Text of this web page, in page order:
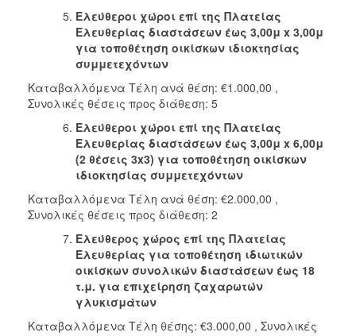
Ελεύθεροι χώροι επί της Πλατείας
Ελευθερίας διαστάσεων έως 3,00μ x 3,00μ
για τοποθέτηση οικίσκων ιδιοκτησίας
συμμετεχόντων
Καταβαλλόμενα Τέλη ανά θέση: €1.000,00 ,
Συνολικές θέσεις προς διάθεση: 5
Ελεύθεροι χώροι επί της Πλατείας
Ελευθερίας διαστάσεων έως 3,00μ x 6,00μ
(2 θέσεις 3x3) για τοποθέτηση οικίσκων
ιδιοκτησίας συμμετεχόντων
Καταβαλλόμενα Τέλη ανά θέση: €2.000,00 ,
Συνολικές θέσεις προς διάθεση: 2
Eλεύθερος χώρος επί της Πλατείας
Ελευθερίας για τοποθέτηση ιδιωτικών
οικίσκων συνολικών διαστάσεων έως 18
τ.μ. για επιχείρηση ζαχαρωτών
γλυκισμάτων
Καταβαλλόμενα Τέλη θέσης: €3.000,00 , Συνολικές